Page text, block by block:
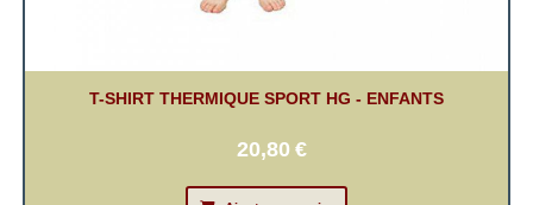
T-SHIRT THERMIQUE SPORT HG - ENFANTS
20,80 €